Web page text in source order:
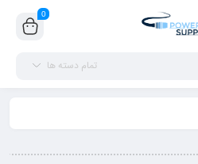
0
تمام دسته ها